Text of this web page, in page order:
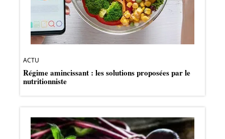
ACTU
Régime amincissant : les solutions proposées par le
nutritionniste